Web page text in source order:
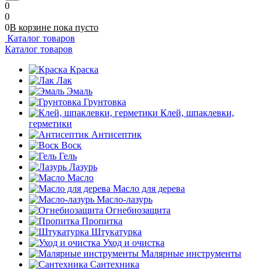
0
0
0В корзине пока пусто
Каталог товаров
Каталог товаров
Краска
Лак
Эмаль
Грунтовка
Клей, шпаклевки,
герметики
Антисептик
Воск
Гель
Лазурь
Масло
Масло для дерева
Масло-лазурь
Огнебиозащита
Пропитка
Штукатурка
Уход и очистка
Малярные инструменты
Сантехника